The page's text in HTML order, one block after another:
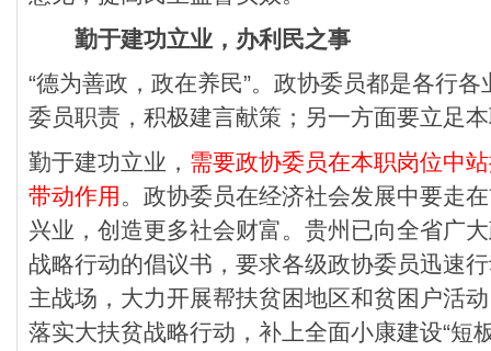
勤于建功立业，办利民之事
“德为善政，政在养民”。政协委员都是各行
委员职责，积极建言献策；另一方面要立足
勤于建功立业， 需要政协委员在本职岗位中
带动作用 。政协委员在经济社会发展中要走
兴业，创造更多社会财富。贵州已向全省广
战略行动的倡议书，要求各级政协委员迅速
主战场，大力开展帮扶贫困地区和贫困户活
落实大扶贫战略行动，补上全面小康建设“短